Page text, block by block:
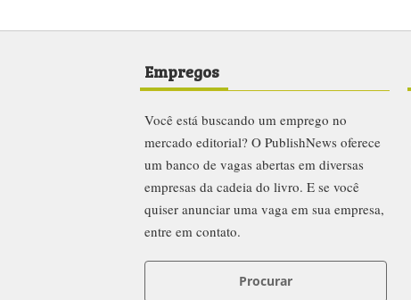
Empregos
Você está buscando um emprego no
mercado editorial? O PublishNews oferece
um banco de vagas abertas em diversas
empresas da cadeia do livro. E se você
quiser anunciar uma vaga em sua empresa,
entre em contato.
Procurar